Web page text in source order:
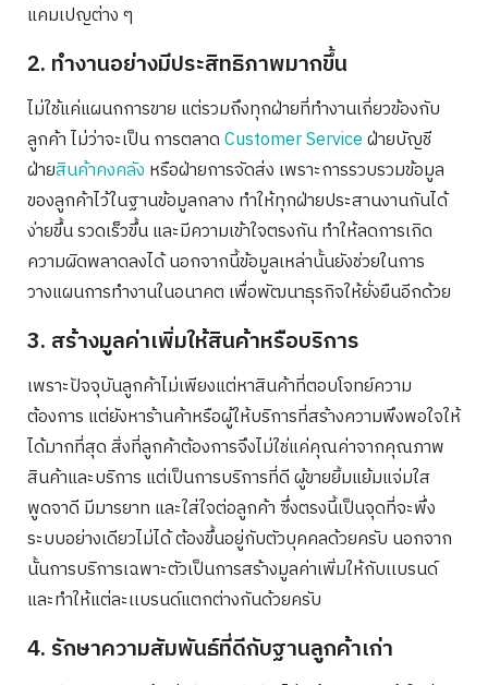
แคมเปญต่าง ๆ
2. ทำงานอย่างมีประสิทธิภาพมากขึ้น
ไม่ใช้แค่แผนกการขาย แต่รวมถึงทุกฝ่ายที่ทำงานเกี่ยวข้องกับ
ลูกค้า ไม่ว่าจะเป็น การตลาดCustomer Serviceฝ่ายบัญชี
ฝ่ายสินค้าคงคลัง หรือฝ่ายการจัดส่ง เพราะการรวบรวมข้อมูล
ของลูกค้าไว้ในฐานข้อมูลกลาง ทำให้ทุกฝ่ายประสานงานกันได้
ง่ายขึ้น รวดเร็วขึ้น และมีความเข้าใจตรงกัน ทำให้ลดการเกิด
ความผิดพลาดลงได้ นอกจากนี้ข้อมูลเหล่านั้นยังช่วยในการ
วางแผนการทำงานในอนาคต เพื่อพัฒนาธุรกิจให้ยั่งยืนอีกด้วย
3. สร้างมูลค่าเพิ่มให้สินค้าหรือบริการ
เพราะปัจจุบันลูกค้าไม่เพียงแต่หาสินค้าที่ตอบโจทย์ความ
ต้องการ แต่ยังหาร้านค้าหรือผู้ให้บริการที่สร้างความพึงพอใจให้
ได้มากที่สุด สิ่งที่ลูกค้าต้องการจึงไม่ใช่แค่คุณค่าจากคุณภาพ
สินค้าและบริการ แต่เป็นการบริการที่ดี ผู้ขายยิ้มแย้มแจ่มใส
พูดจาดี มีมารยาท และใส่ใจต่อลูกค้า ซึ่งตรงนี้เป็นจุดที่จะพึ่ง
ระบบอย่างเดียวไม่ได้ ต้องขึ้นอยู่กับตัวบุคคลด้วยครับ นอกจาก
นั้นการบริการเฉพาะตัวเป็นการสร้างมูลค่าเพิ่มให้กับเเบรนด์
และทำให้แต่ละเเบรนด์แตกต่างกันด้วยครับ
4. รักษาความสัมพันธ์ที่ดีกับฐานลูกค้าเก่า